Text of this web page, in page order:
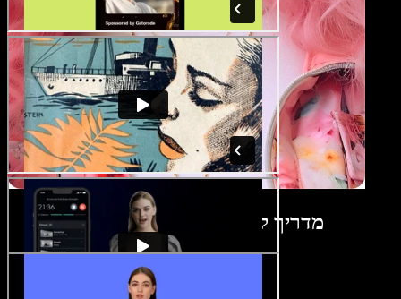
מדריך ליוצר סרטוני הול אופנה